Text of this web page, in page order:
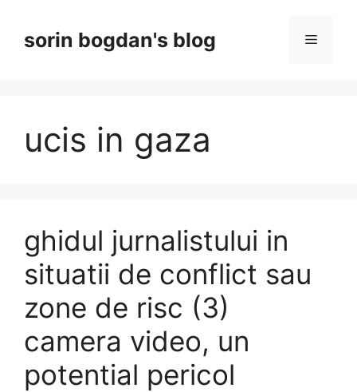
contentsorin bogdan's blog Menu
ucis in gaza
ghidul jurnalistului in
situatii de conflict sau
zone de risc (3)
camera video, un
potential pericol